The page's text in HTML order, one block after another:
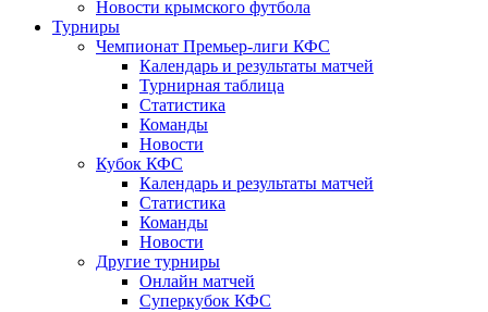
Новости крымского футбола
Турниры
Чемпионат Премьер-лиги КФС
Календарь и результаты матчей
Турнирная таблица
Статистика
Команды
Новости
Кубок КФС
Календарь и результаты матчей
Статистика
Команды
Новости
Другие турниры
Онлайн матчей
Суперкубок КФС